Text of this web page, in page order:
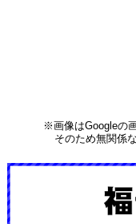
※画像はGoogleの
そのため無関係